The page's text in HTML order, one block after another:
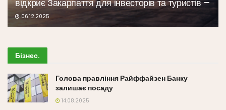
відкриє Закарпаття для інвесторів та туристів –
06.12.2025
Бізнес.
Голова правління Райффайзен Банку
залишає посаду
14.08.2025